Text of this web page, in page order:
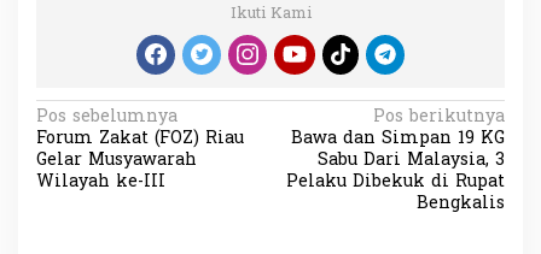
Ikuti Kami
N
a
v
Pos sebelumnya
Forum Zakat (FOZ) Riau
Gelar Musyawarah
Wilayah ke-III
Pos berikutnya
Bawa dan Simpan 19 KG
Sabu Dari Malaysia, 3
Pelaku Dibekuk di Rupat
Bengkalis